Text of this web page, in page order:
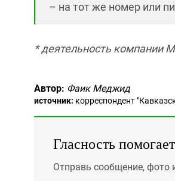
– на тот же номер или
* деятельность компании
Автор: Фаик Меджид
источник: корреспондент
Гласность
Отправь сообщение, фото